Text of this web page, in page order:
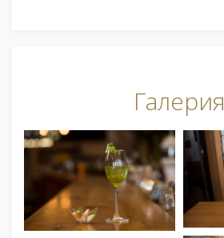
Галерия